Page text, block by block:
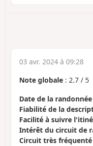
03 avr. 2024 à 09:28
Note globale : 2.7 / 5
Date de la randonnée
Fiabilité de la
Facilité à suivre
Intérêt du circuit de
Circuit très fréquenté